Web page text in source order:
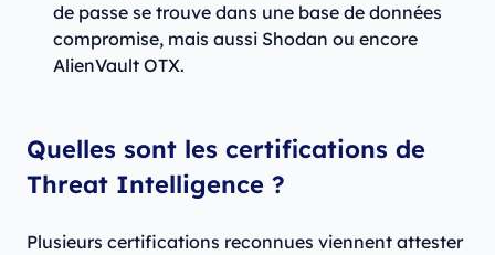
de passe se trouve dans une base de données
compromise, mais aussi Shodan ou encore
AlienVault OTX.
Quelles sont les certifications de
Threat Intelligence ?
Plusieurs certifications reconnues viennent attester